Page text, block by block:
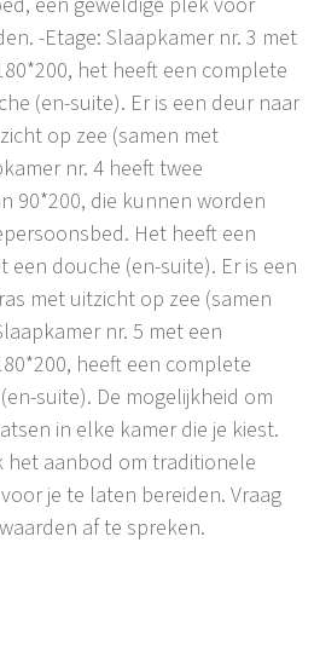
-Etage: Slaapkamer nr. 3 met
het heeft een complete
(en-suite). Er is een deur naar
op zee (samen met
nr. 4 heeft twee
90*200, die kunnen worden
Het heeft een
douche (en-suite). Er is een
met uitzicht op zee (samen
nr. 5 met een
heeft een complete
suite). De mogelijkheid om
in elke kamer die je kiest.
het aanbod om traditionele
je te laten bereiden. Vraag
af te spreken.
villa in de badplaats Duće,
Omiš en 120 m van een